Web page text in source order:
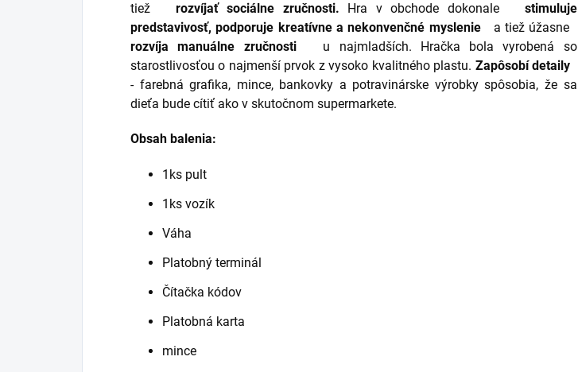
tiež
rozvíjať sociálne zručnosti. Hra v obchode dokonale
stimuluje
predstavivosť, podporuje kreatívne a nekonvenčné myslenie
a tiež úžasne
rozvíja manuálne zručnosti
u najmladších.
Hračka bola vyrobená so
starostlivosťou o najmenší prvok z vysoko kvalitného plastu. Zapôsobí detaily
- farebná grafika, mince, bankovky a potravinárske výrobky spôsobia, že sa
dieťa bude cítiť ako v skutočnom supermarkete.
Obsah balenia:
1ks pult
1ks vozík
Váha
Platobný terminál
Čítačka kódov
Platobná karta
mince